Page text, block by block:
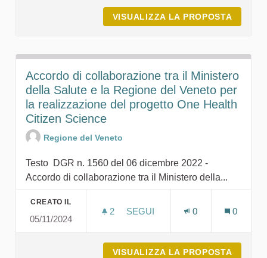
VISUALIZZA LA PROPOSTA
Accordo di collaborazione tra il Ministero
della Salute e la Regione del Veneto per
la realizzazione del progetto One Health
Citizen Science
Regione del Veneto
Testo DGR n. 1560 del 06 dicembre 2022 -
Accordo di collaborazione tra il Ministero della...
CREATO IL
05/11/2024
2 2 SOSTENITORI
SEGUI
0 0
VISUALIZZA LA PROPOSTA